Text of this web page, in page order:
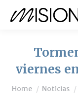
viernes
You are here:
Home Noticias